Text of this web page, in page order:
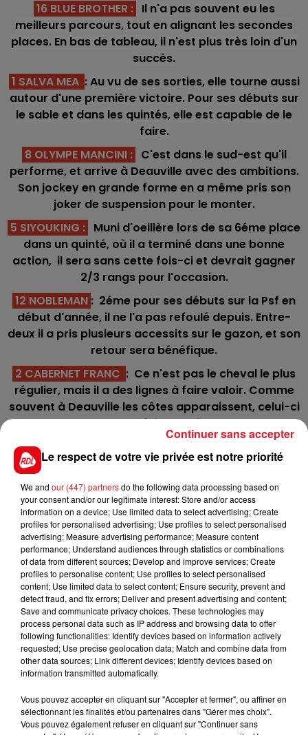
16 BLUE BROTHER : Il n'a pas souvent eu les
meilleurs parcours, tout en alignant les secondes
places. En bas de tableau, il n'est plus très loin d'un
succès.
1 SALVA MEA : Au vu de ses sorties, elle tourne aussi
autour d'une première victoire. Pour ses débuts sur
le sable et dans les quintés, elle est capable de le
faire.
8 OLYMPE MANCINI : C'est dans le sud-est qu'il
performe, et arrive à Deauville avec des ambitions.
Son jockey en grande forme en a même pris son
joker de suspension pour le monter.
5 SIYOUKING : Muni d'oeillère lors de sa 6éme place
dans un quinté, où il a terminé dans une bonne
action, il sera sans cette fois-ci et devrait gagner
2/3 rangs pour l'occasion.
12 NOBLEMAN : 2éme pour ses débuts sur la Psf en
début d'année, il ne l'a pas refoulé depuis. Entre-
deux il a pris plusieurs accessits sur le gazon, et son
retour sera bénéfique.
2 CABERNET FRANC : Ce n'est pas le cheval le plus
régulier, mais il a des lignes à faire valoir. Comme
souvent à Deauville les côtes apparaissent, celui-ci
peut en faire partie.
9 HUNGERY HEART
ses sorties passant de la 14éme place à 1 victoire en
En direct des pistes :
Cabourg (R5) : 306 KRUSTY
Les notes du Croise-Laroche :
FILS D'ACTUS
Le respect de votre vie privée est notre priorité
We and our (447) partnersdo the following data processing based on
your consent and/or our legitimate interest: Store and/or access
information on a device; Use limited data to select advertising; Create
profiles for personalised advertising; Use profiles to select personalised
advertising; Measure advertising performance; Measure content
performance; Understand audiences through statistics or combinations
of data from different sources; Develop and improve services; Create
profiles to personalise content; Use profiles to select personalised
content; Use limited data to select content; Ensure security, prevent and
detect fraud, and fix errors; Deliver and present advertising and content;
Save and communicate privacy choices. These technologies may
process personal data such as IP address and browsing data to offer
following functionalities: Identify devices based on information actively
requested; Use precise geolocation data; Match and combine data from
other data sources; Link different devices; Identify devices based on
information transmitted automatically.
Vous pouvez accepter en cliquant sur "Accepter et fermer", ou affiner en
sélectionnant les finalités et/ou partenaires dans "Gérer mes choix".
Vous pouvez également refuser en cliquant sur "Continuer sans
Continuer sans accepter